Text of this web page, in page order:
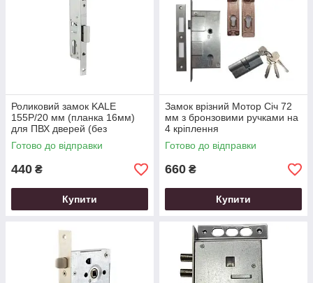
Роликовий замок KALE
155P/20 мм (планка 16мм)
для ПВХ дверей (без
відповідної планки)
Готово до відправки
440 ₴
Купити
Замок врізний Мотор Січ 72
мм з бронзовими ручками на
4 кріплення
Готово до відправки
660 ₴
Купити